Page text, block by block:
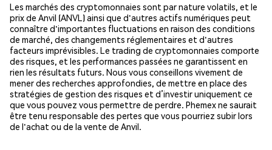
Les marchés des cryptomonnaies sont par nature volatils, et le
prix de Anvil (ANVL) ainsi que d'autres actifs numériques peut
connaître d'importantes fluctuations en raison des conditions
de marché, des changements réglementaires et d'autres
facteurs imprévisibles. Le trading de cryptomonnaies comporte
des risques, et les performances passées ne garantissent en
rien les résultats futurs. Nous vous conseillons vivement de
mener des recherches approfondies, de mettre en place des
stratégies de gestion des risques et d’investir uniquement ce
que vous pouvez vous permettre de perdre. Phemex ne saurait
être tenu responsable des pertes que vous pourriez subir lors
de l'achat ou de la vente de Anvil.